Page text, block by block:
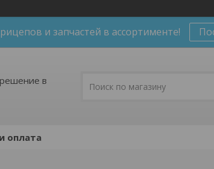
и запчастей в ассортименте!
в
оплата